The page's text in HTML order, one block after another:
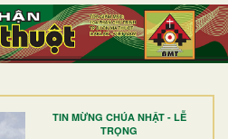
TIN MỪNG CHÚA NHẬT - LỄ
TRỌNG